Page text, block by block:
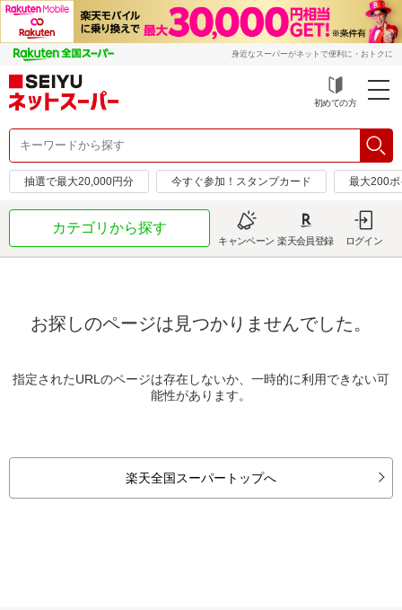
身近なスーパーがネットで便利に・おトクに
初めての方
抽選で最大20,000円分 今すぐ参加！スタンプカード 最大200
カテゴリから探す
キャンペーン 楽天会員登録 ログイン
お探しのページは見つかりませんでした。
指定されたURLのページは存在しないか、一時的に利用できない可
能性があります。
楽天全国スーパートップへ